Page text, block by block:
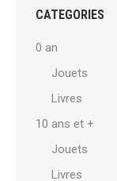
CATEGORIES
0 an
Jouets
Livres
10 ans et +
Jouets
Livres